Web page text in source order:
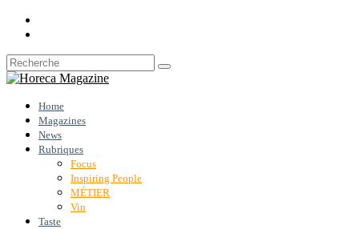
Home
Magazines
News
Rubriques
Focus
Inspiring People
MÉTIER
Vin
Taste